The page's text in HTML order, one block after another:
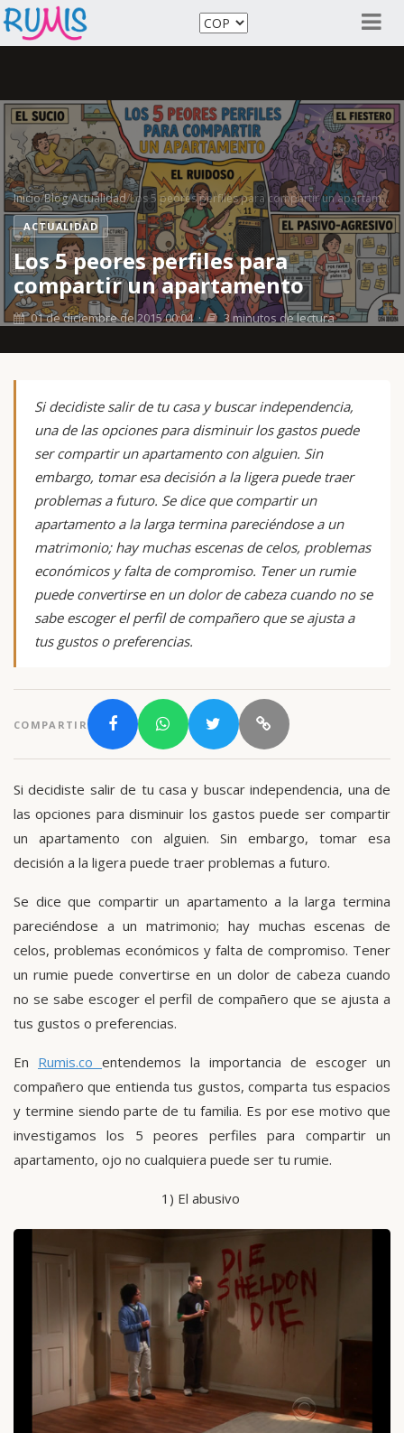
Inicio/Blog/Actualidad/Los 5 peores perfiles para compartir un apartam...
ACTUALIDAD
Los 5 peores perfiles para
compartir un apartamento
01 de diciembre de 2015 00:04 · 3 minutos de lectura
Si decidiste salir de tu casa y buscar independencia,
una de las opciones para disminuir los gastos puede
ser compartir un apartamento con alguien. Sin
embargo, tomar esa decisión a la ligera puede traer
problemas a futuro. Se dice que compartir un
apartamento a la larga termina pareciéndose a un
matrimonio; hay muchas escenas de celos, problemas
económicos y falta de compromiso. Tener un rumie
puede convertirse en un dolor de cabeza cuando no se
sabe escoger el perfil de compañero que se ajusta a
tus gustos o preferencias.
COMPARTIR
Si decidiste salir de tu casa y buscar independencia, una de
las opciones para disminuir los gastos puede ser compartir
un apartamento con alguien. Sin embargo, tomar esa
decisión a la ligera puede traer problemas a futuro.
Se dice que compartir un apartamento a la larga termina
pareciéndose a un matrimonio; hay muchas escenas de
celos, problemas económicos y falta de compromiso. Tener
un rumie puede convertirse en un dolor de cabeza cuando
no se sabe escoger el perfil de compañero que se ajusta a
tus gustos o preferencias.
En Rumis.co entendemos la importancia de escoger un
compañero que entienda tus gustos, comparta tus espacios
y termine siendo parte de tu familia. Es por ese motivo que
investigamos los 5 peores perfiles para compartir un
apartamento, ojo no cualquiera puede ser tu rumie.
1) El abusivo